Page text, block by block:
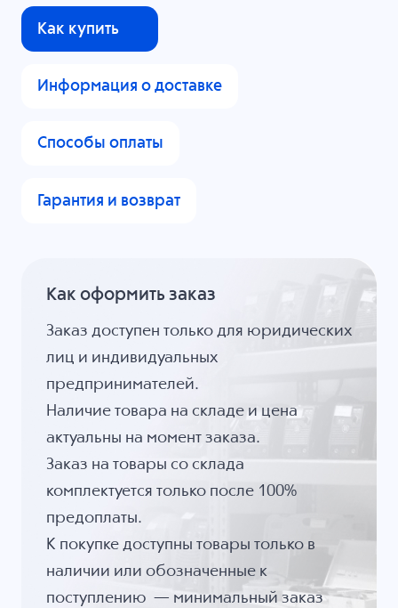
Как купить
Информация о доставке
Способы оплаты
Гарантия и возврат
Как оформить заказ
Заказ доступен только для юридических
лиц и индивидуальных
предпринимателей.
Наличие товара на складе и цена
актуальны на момент заказа.
Заказ на товары со склада
комплектуется только после 100%
предоплаты.
К покупке доступны товары только в
наличии или обозначенные к
поступлению — минимальный заказ